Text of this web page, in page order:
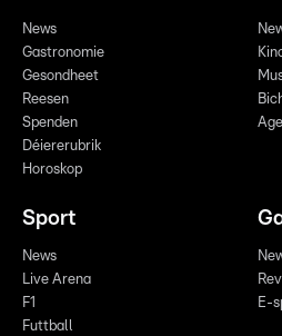
News
Gastronomie
Gesondheet
Reesen
Spenden
Déiererubrik
Horoskop
Sport
News
Live Arena
F1
Futtball
E-